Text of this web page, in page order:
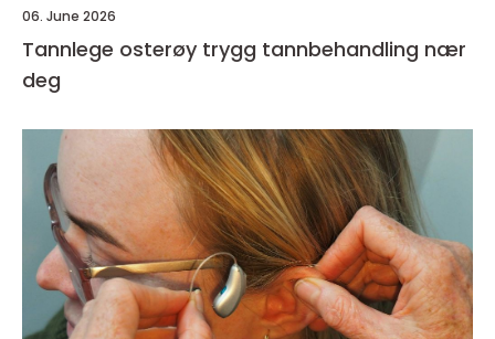
06. June 2026
Tannlege osterøy trygg tannbehandling nær
deg